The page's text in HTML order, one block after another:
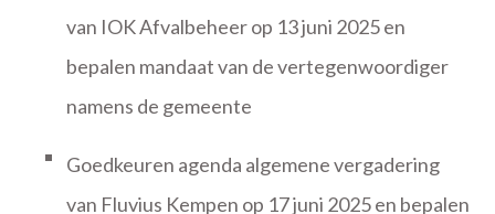
van IOK Afvalbeheer op 13 juni 2025 en
bepalen mandaat van de vertegenwoordiger
namens de gemeente
Goedkeuren agenda algemene vergadering
van Fluvius Kempen op 17 juni 2025 en bepalen